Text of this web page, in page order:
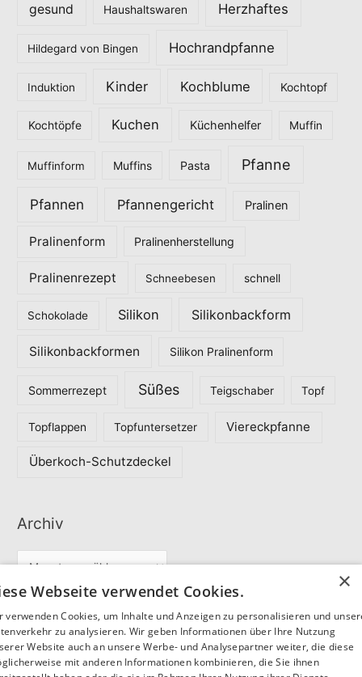
gesund Haushaltswaren Herzhaftes
Hildegard von Bingen Hochrandpfanne
Induktion Kinder Kochblume Kochtopf
Kochtöpfe Kuchen Küchenhelfer Muffin
Muffinform Muffins Pasta Pfanne
Pfannen Pfannengericht Pralinen
Pralinenform Pralinenherstellung
Pralinenrezept Schneebesen schnell
Schokolade Silikon Silikonbackform
Silikonbackformen Silikon Pralinenform
Sommerrezept Süßes Teigschaber Topf
Topflappen Topfuntersetzer Viereckpfanne
Überkoch-Schutzdeckel
Archiv
i
v
Partner
×
Webseite verwendet Cookies.
verwenden Cookies, um Inhalte und Anzeigen zu personalisieren und
zu analysieren. Wir geben Informationen über Ihre Nutzung
Website auch an unsere Werbe- und Analysepartner weiter, die diese
mit anderen Informationen kombinieren, die Sie ihnen